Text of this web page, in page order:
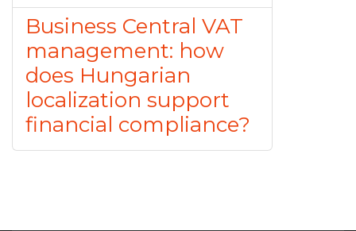
Business Central VAT
management: how
does Hungarian
localization support
financial compliance?